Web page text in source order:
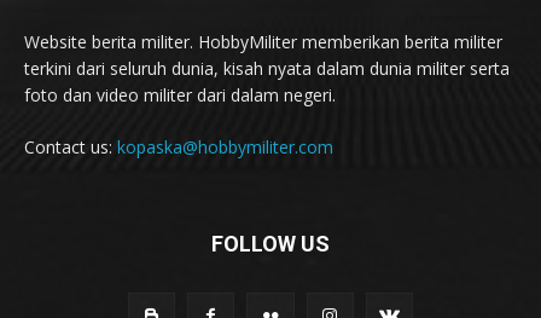
Website berita militer. HobbyMiliter memberikan berita militer
terkini dari seluruh dunia, kisah nyata dalam dunia militer serta
foto dan video militer dari dalam negeri.
Contact us: kopaska@hobbymiliter.com
FOLLOW US